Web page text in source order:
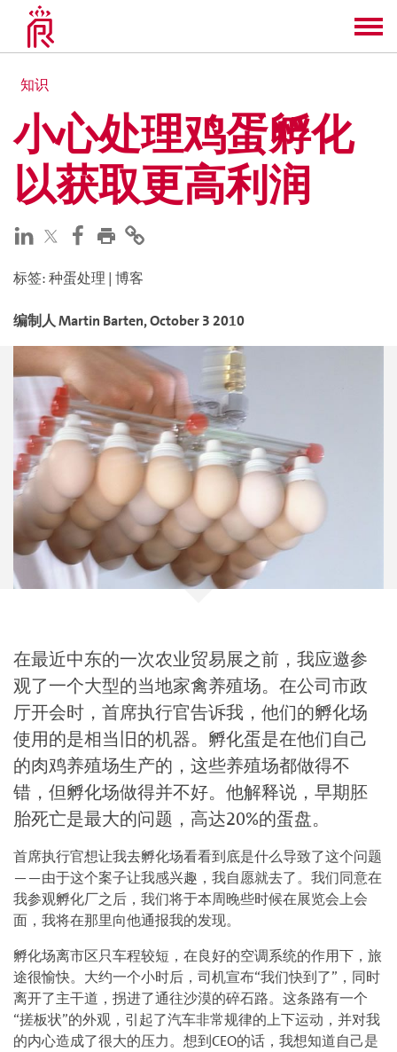
知识
小心处理鸡蛋孵化
以获取更高利润
标签:种蛋处理 | 博客
编制人Martin Barten,October 3 2010
在最近中东的一次农业贸易展之前，我应邀参
观了一个大型的当地家禽养殖场。在公司市政
厅开会时，首席执行官告诉我，他们的孵化场
使用的是相当旧的机器。孵化蛋是在他们自己
的肉鸡养殖场生产的，这些养殖场都做得不
错，但孵化场做得并不好。他解释说，早期胚
胎死亡是最大的问题，高达20%的蛋盘。
首席执行官想让我去孵化场看看到底是什么导致了这个问题
——由于这个案子让我感兴趣，我自愿就去了。我们同意在
我参观孵化厂之后，我们将于本周晚些时候在展览会上会
面，我将在那里向他通报我的发现。
孵化场离市区只车程较短，在良好的空调系统的作用下，旅
途很愉快。大约一个小时后，司机宣布“我们快到了”，同时
离开了主干道，拐进了通往沙漠的碎石路。这条路有一个
“搓板状”的外观，引起了汽车非常规律的上下运动，并对我
的内心造成了很大的压力。想到CEO的话，我想知道自己是